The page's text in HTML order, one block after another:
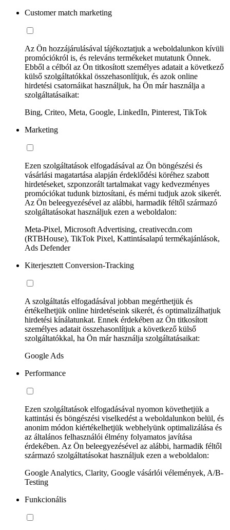
Customer match marketing
Az Ön hozzájárulásával tájékoztatjuk a weboldalunkon kívüli
promóciókról is, és releváns termékeket mutatunk Önnek.
Ebből a célból az Ön titkosított személyes adatait a következő
külső szolgáltatókkal összehasonlítjuk, és azok online
hirdetési csatornáikat használjuk, ha Ön már használja a
szolgáltatásaikat:
Bing, Criteo, Meta, Google, LinkedIn, Pinterest, TikTok
Marketing
Ezen szolgáltatások elfogadásával az Ön böngészési és
vásárlási magatartása alapján érdeklődési köréhez szabott
hirdetéseket, szponzorált tartalmakat vagy kedvezményes
promóciókat tudunk biztosítani, és mérni tudjuk azok sikerét.
Az Ön beleegyezésével az alábbi, harmadik féltől származó
szolgáltatásokat használjuk ezen a weboldalon:
Meta-Pixel, Microsoft Advertising, creativecdn.com
(RTBHouse), TikTok Pixel, Kattintásalapú termékajánlások,
Ads Defender
Kiterjesztett Conversion-Tracking
A szolgáltatás elfogadásával jobban megérthetjük és
értékelhetjük online hirdetéseink sikerét, és optimalizálhatjuk
hirdetési kínálatunkat. Ennek érdekében az Ön titkosított
személyes adatait összehasonlítjuk a következő külső
szolgáltatókkal, ha Ön már használja szolgáltatásaikat:
Google Ads
Performance
Ezen szolgáltatások elfogadásával nyomon követhetjük a
kattintási és böngészési viselkedést a weboldalunkon belül, és
anonim módon kiértékelhetjük webhelyünk optimalizálása és
az általános felhasználói élmény folyamatos javítása
érdekében. Az Ön beleegyezésével az alábbi, harmadik féltől
származó szolgáltatásokat használjuk ezen a weboldalon:
Google Analytics, Clarity, Google vásárlói vélemények, A/B-
Testing
Funkcionális